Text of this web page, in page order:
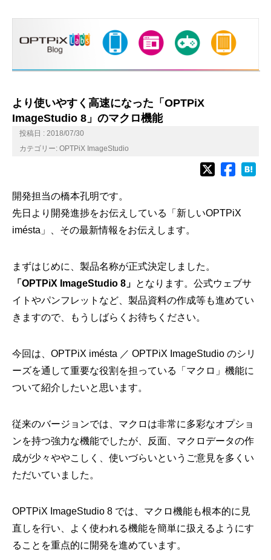
より使いやすく高速になった「OPTPiX
ImageStudio 8」のマクロ機能
投稿日 : 2018/07/30
カテゴリー: OPTPiX ImageStudio
開発担当の橋本孔明です。
先日より開発進捗をお伝えしている「新しいOPTPiX
imésta」、その最新情報をお伝えします。
まずはじめに、製品名称が正式決定しました。
「OPTPiX ImageStudio 8」 となります。公式ウェブサ
イトやパンフレットなど、製品資料の作成等も進めてい
きますので、もうしばらくお待ちください。
今回は、OPTPiX imésta ／ OPTPiX ImageStudio のシリ
ーズを通して重要な役割を担っている「マクロ」機能に
ついて紹介したいと思います。
従来のバージョンでは、マクロは非常に多彩なオプショ
ンを持つ強力な機能でしたが、反面、マクロデータの作
成が少々ややこしく、使いづらいというご意見を多くい
ただいていました。
OPTPiX ImageStudio 8 では、マクロ機能も根本的に見
直しを行い、よく使われる機能を簡単に扱えるようにす
ることを重点的に開発を進めています。